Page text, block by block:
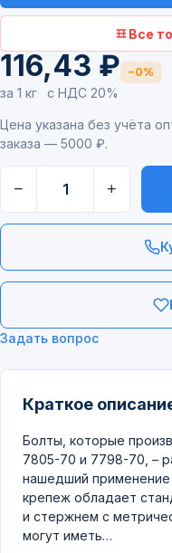
Краткое
Болты, которые
7805-70 и 7798-70, –
нашедший
крепеж обладает
и стержнем с
могут иметь…
Все
116,43 ₽ −0%
за 1 кг с НДС 20%
Цена указана без учёта
заказа — 5000 ₽.
− +
Задать вопрос